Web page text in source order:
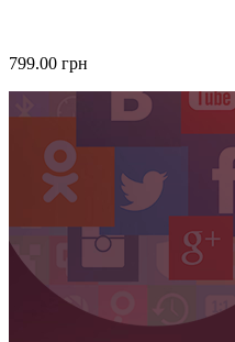
799.00 грн